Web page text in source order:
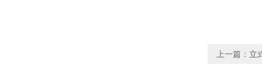
上一篇： 立